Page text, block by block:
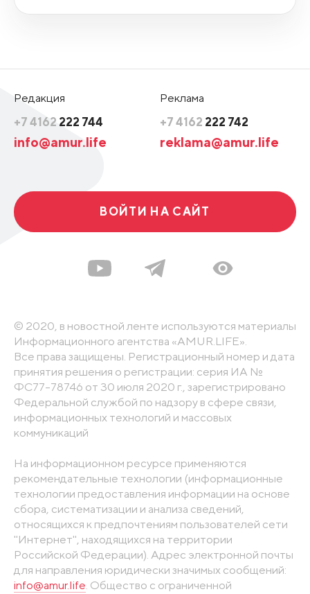
Редакция
+7 4162 222 744
info@amur.life
Реклама
+7 4162 222 742
reklama@amur.life
ВОЙТИ НА САЙТ
© 2020, в новостной ленте используются материалы
Информационного агентства «AMUR.LIFE».
Все права защищены. Регистрационный номер и дата
принятия решения о регистрации: серия ИА №
ФС77-78746 от 30 июля 2020 г., зарегистрировано
Федеральной службой по надзору в сфере связи,
информационных технологий и массовых
коммуникаций
На информационном ресурсе применяются
рекомендательные технологии (информационные
технологии предоставления информации на основе
сбора, систематизации и анализа сведений,
относящихся к предпочтениям пользователей сети
"Интернет", находящихся на территории
Российской Федерации). Адрес электронной почты
для направления юридически значимых сообщений:
info@amur.life. Общество с ограниченной